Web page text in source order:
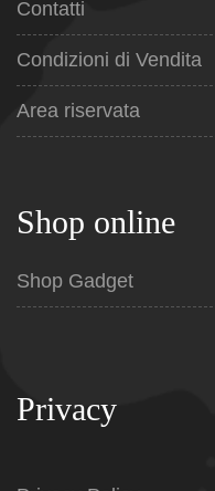
Contatti
Condizioni di Vendita
Area riservata
Shop online
Shop Gadget
Privacy